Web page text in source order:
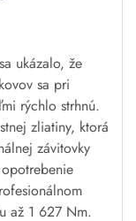
ukázalo, že
sa pri
rýchlo strhnú.
zliatiny, ktorá
závitovky
až 1 627 Nm.